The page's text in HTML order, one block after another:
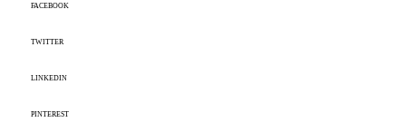
FACEBOOK
TWITTER
LINKEDIN
PINTEREST